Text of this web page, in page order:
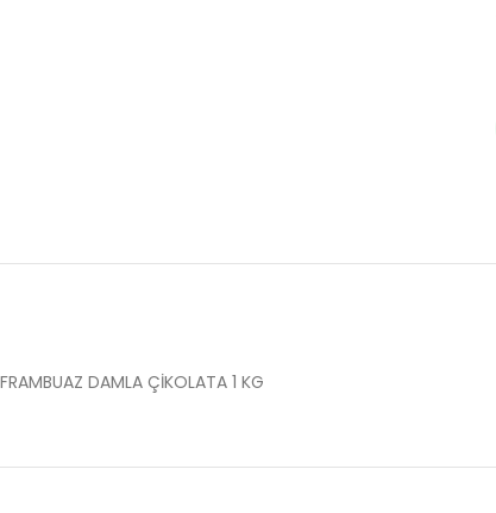
FRAMBUAZ DAMLA ÇİKOLATA 1 KG